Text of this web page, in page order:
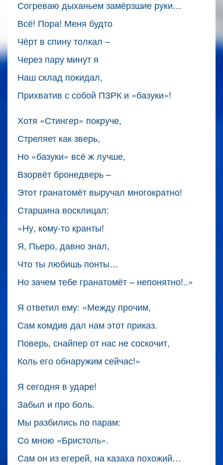
Согреваю дыханьем замёрзшие руки…
Всё! Пора! Меня будто
Чёрт в спину толкал –
Через пару минут я
Наш склад покидал,
Прихватив с собой ПЗРК и «базуки»!
Хотя «Стингер» покруче,
Стреляет как зверь,
Но «базуки» всё ж лучше,
Взорвёт бронедверь –
Этот гранатомёт выручал многократно!
Старшина восклицал:
«Ну, кому-то кранты!
Я, Пьеро, давно знал,
Что ты любишь понты…
Но зачем тебе гранатомёт – непонятно!..»
Я ответил ему: «Между прочим,
Сам комдив дал нам этот приказ.
Поверь, снайпер от нас не соскочит,
Коль его обнаружим сейчас!»
Я сегодня в ударе!
Забыл и про боль.
Мы разбились по парам:
Со мною «Бристоль».
Сам он из егерей, на казаха похожий…